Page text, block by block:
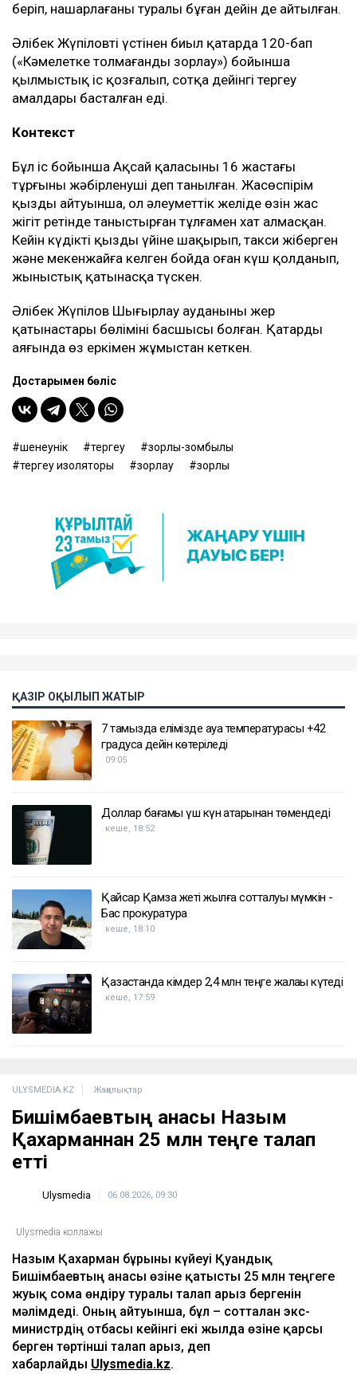
беріп, нашарлағаны туралы бұған дейін де айтылған.
Әлібек Жүпіловтің үстінен биыл қаңтарда 120-бап
(«Кәмелетке толмағанды зорлау») бойынша
қылмыстық іс қозғалып, сотқа дейінгі тергеу
амалдары басталған еді.
Контекст
Бұл іс бойынша Ақсай қаласының 16 жастағы
тұрғыны жәбірленуші деп танылған. Жасөспірім
қыздың айтуынша, ол әлеуметтік желіде өзін жас
жігіт ретінде таныстырған тұлғамен хат алмасқан.
Кейін күдікті қызды үйіне шақырып, такси жіберген
және мекенжайға келген бойда оған күш қолданып,
жыныстық қатынасқа түскен.
Әлібек Жүпілов Шыңғырлау ауданының жер
қатынастары бөлімінің басшысы болған. Қаңтардың
аяғында өз еркімен жұмыстан кеткен.
Достарыңмен бөліс
шенеунік тергеу
зорлық-зомбылық
тергеу изоляторы
зорлау зорлық
ҚАЗІР ОҚЫЛЫП ЖАТЫР
7 тамызда елімізде ауа температурасы +42
градусқа дейін көтеріледі
Доллар бағамы үш күн қатарынан төмендеді
кеше, 18:52